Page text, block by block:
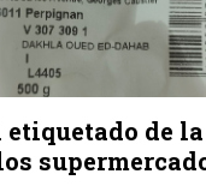
etiquetado de